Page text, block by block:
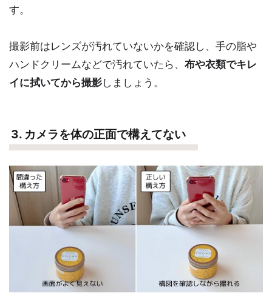
す。
撮影前はレンズが汚れていないかを確認し、手の脂や
ハンドクリームなどで汚れていたら、 布や衣類でキレ
イに拭いてから撮影しましょう。
3. カメラを体の正面で構えてない